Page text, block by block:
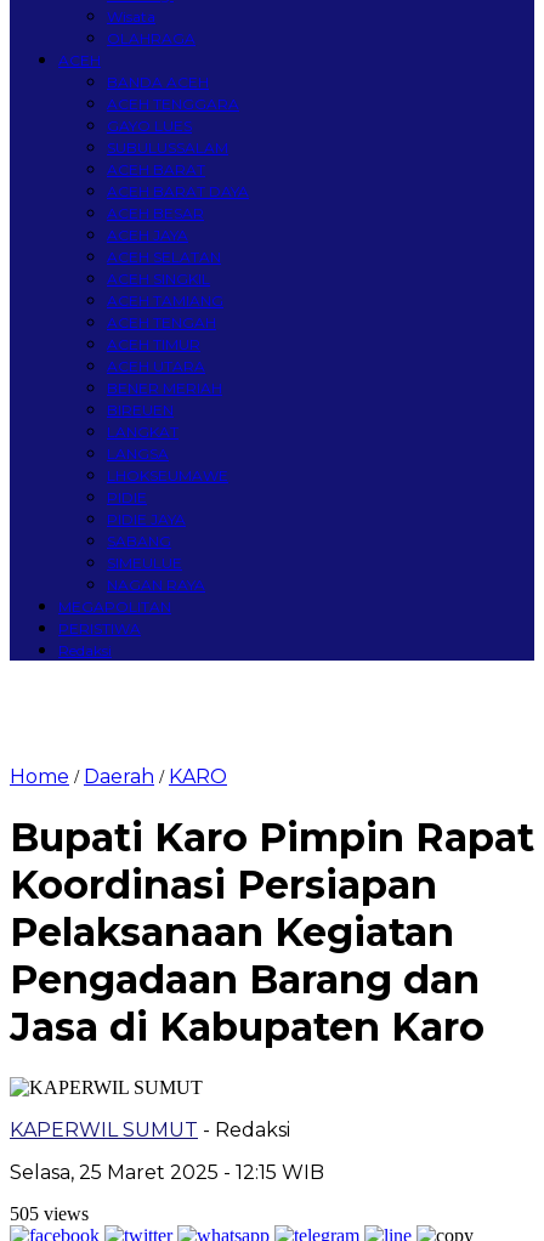
Wisata
OLAHRAGA
ACEH
BANDA ACEH
ACEH TENGGARA
GAYO LUES
SUBULUSSALAM
ACEH BARAT
ACEH BARAT DAYA
ACEH BESAR
ACEH JAYA
ACEH SELATAN
ACEH SINGKIL
ACEH TAMIANG
ACEH TENGAH
ACEH TIMUR
ACEH UTARA
BENER MERIAH
BIREUEN
LANGKAT
LANGSA
LHOKSEUMAWE
PIDIE
PIDIE JAYA
SABANG
SIMEULUE
NAGAN RAYA
MEGAPOLITAN
PERISTIWA
Redaksi
Home / Daerah / KARO
Bupati Karo Pimpin Rapat
Koordinasi Persiapan
Pelaksanaan Kegiatan
Pengadaan Barang dan
Jasa di Kabupaten Karo
KAPERWIL SUMUT - Redaksi
Selasa, 25 Maret 2025 - 12:15 WIB
505 views